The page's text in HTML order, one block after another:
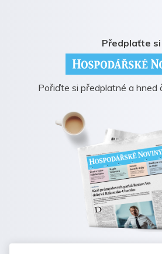
Předplaťte si
Pořiďte si předplatné a hned